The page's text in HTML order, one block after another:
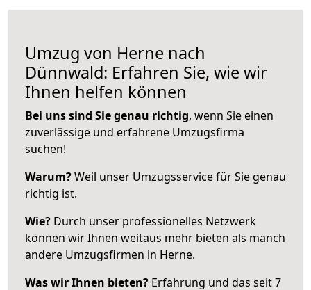
Umzug von Herne nach
Dünnwald: Erfahren Sie, wie wir
Ihnen helfen können
Bei uns sind Sie genau richtig, wenn Sie einen
zuverlässige und erfahrene Umzugsfirma
suchen!
Warum?Weil unser Umzugsservice für Sie genau
richtig ist.
Wie? Durch unser professionelles Netzwerk
können wir Ihnen weitaus mehr bieten als manch
andere Umzugsfirmen in Herne.
Was wir Ihnen bieten? Erfahrung und das seit 7